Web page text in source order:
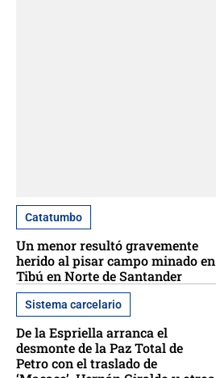
Catatumbo
Un menor resultó gravemente
herido al pisar campo minado en
Tibú en Norte de Santander
Sistema carcelario
De la Espriella arranca el
desmonte de la Paz Total de
Petro con el traslado de